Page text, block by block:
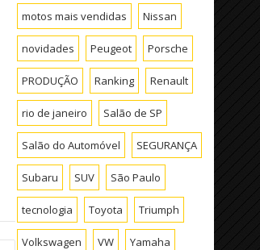
motos mais vendidas Nissan
novidades Peugeot Porsche
PRODUÇÃO Ranking Renault
rio de janeiro Salão de SP
Salão do Automóvel SEGURANÇA
Subaru SUV São Paulo
tecnologia Toyota Triumph
Volkswagen VW Yamaha